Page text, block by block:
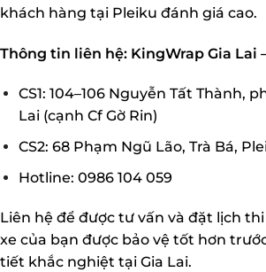
khách hàng tại Pleiku đánh giá cao.
Thông tin liên hệ: KingWrap Gia Lai
CS1: 104–106 Nguyễn Tất Thành,
Lai (cạnh Cf Gờ Rin)
CS2: 68 Phạm Ngũ Lão, Trà Bá,
Hotline: 0986 104 059
Liên hệ để được tư vấn và đặt lịch
xe của bạn được bảo vệ tốt hơn
tiết khắc nghiệt tại Gia Lai.